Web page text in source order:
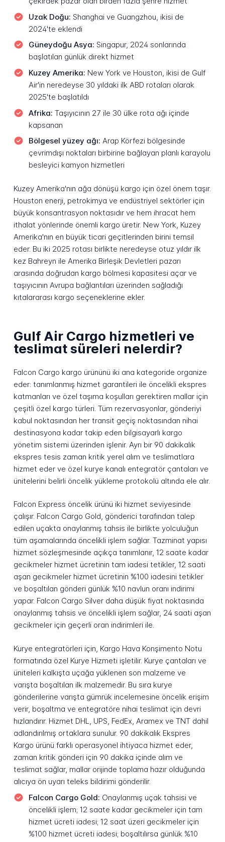
Uzak Doğu: Shanghai ve Guangzhou, ikisi de
2024'te eklendi
Güneydoğu Asya: Singapur, 2024 sonlarında
başlatılan günlük direkt hizmet
Kuzey Amerika: New York ve Houston, ikisi de Gulf
Air'in neredeyse 30 yıldaki ilk ABD rotaları olarak
2025'te başlatıldı
Afrika: Taşıyıcının 27 ile 30 ülke rota ağı içinde
kapsanan
Bölgesel yüzey ağı: Arap Körfezi bölgesinde
çevrimdışı noktaları birbirine bağlayan planlı karayolu
besleyici kamyon hizmetleri
Kuzey Amerika'nın ağa dönüşü kargo için özel önem taşır.
Houston enerji, petrokimya ve endüstriyel sektörler için
büyük konsantrasyon noktasıdır ve hem ihracat hem
ithalat yönlerinde önemli kargo üretir. New York, Kuzey
Amerika'nın en büyük ticari geçitlerinden birini temsil
eder. Bu iki 2025 rotası birlikte neredeyse otuz yıldır ilk
kez Bahreyn ile Amerika Birleşik Devletleri pazarı
arasında doğrudan kargo bölmesi kapasitesi açar ve
taşıyıcının Avrupa bağlantıları üzerinden sağladığı
kıtalararası kargo seçeneklerine ekler.
Gulf Air Cargo hizmetleri ve
teslimat süreleri nelerdir?
Falcon Cargo kargo ürününü iki ana kategoride organize
eder: tanımlanmış hizmet garantileri ile öncelikli ekspres
katmanları ve özel taşıma koşulları gerektiren mallar için
çeşitli özel kargo türleri. Tüm rezervasyonlar, gönderiyi
kabul noktasından her transit geçiş noktasından nihai
destinasyona kadar takip eden bilgisayarlı kargo
yönetim sistemi üzerinden işlenir. Ayrı bir 90 dakikalık
ekspres tesis zaman kritik yerel alım ve teslimatlara
hizmet eder ve özel kurye kanalı entegratör çantaları ve
ünitelerini belirli öncelik yükleme protokolü altında ele alır.
Falcon Express öncelik ürünü iki hizmet seviyesinde
çalışır. Falcon Cargo Gold, gönderici tarafından talep
edilen uçakta onaylanmış tahsis ile birlikte yolculuğun
tüm aşamalarında öncelikli işlem sağlar. Tazminat yapısı
hizmet sözleşmesinde açıkça tanımlanır, 12 saate kadar
gecikmeler hizmet ücretinin tam iadesi tetikler, 12 saati
aşan gecikmeler hizmet ücretinin %100 iadesini tetikler
ve boşaltılan gönderi günlük %10 navlun oranı indirimi
yapar. Falcon Cargo Silver daha düşük fiyat noktasında
onaylanmış tahsis ve öncelikli işlem sağlar, 24 saati aşan
gecikmeler için geçerli oran indirimleri ile.
Kurye entegratörleri için, Kargo Hava Konşimento Notu
formatında özel Kurye Hizmeti işletilir. Kurye çantaları ve
üniteleri kalkışta uçağa yüklenen son malzeme ve
varışta boşaltılan ilk malzemedir. Bu sıra kurye
gönderilerine varışta gümrük incelemesine öncelik erişim
verir, boşaltma ve entegratöre nihai teslimat için devri
hızlandırır. Hizmet DHL, UPS, FedEx, Aramex ve TNT dahil
adlandırılmış ortaklara sunulur. 90 dakikalık Ekspres
Kargo ürünü farklı operasyonel ihtiyaca hizmet eder,
zaman kritik gönderi için 90 dakika içinde alım ve
teslimat sağlar, mallar orijinde toplama hazır olduğunda
alıcıya ön uyarı teleks bildirimi gönderilir.
Falcon Cargo Gold: Onaylanmış uçak tahsisi ve
öncelikli işlem; 12 saate kadar gecikmeler için tam
hizmet ücreti iadesi; 12 saat üzeri gecikmeler için
%100 hizmet ücreti iadesi; boşaltılırsa günlük %10